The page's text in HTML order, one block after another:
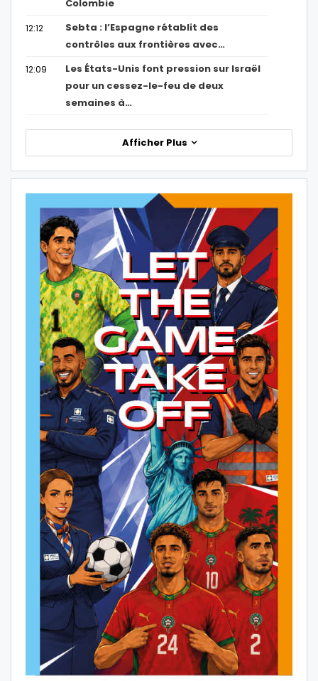
Colombie
12:12
Sebta : l’Espagne rétablit des
contrôles aux frontières avec…
12:09
Les États-Unis font pression sur Israël
pour un cessez-le-feu de deux
semaines à…
Afficher Plus